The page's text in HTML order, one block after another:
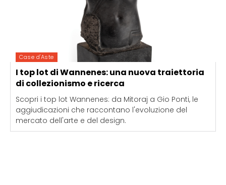
Case d'Aste
I top lot di Wannenes: una nuova traiettoria
di collezionismo e ricerca
Scopri i top lot Wannenes: da Mitoraj a Gio Ponti, le
aggiudicazioni che raccontano l'evoluzione del
mercato dell'arte e del design.